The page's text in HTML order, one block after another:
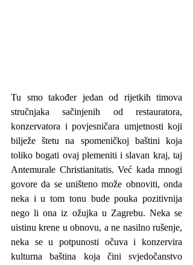
Tu smo također jedan od rijetkih timova
stručnjaka sačinjenih od restauratora,
konzervatora i povjesničara umjetnosti koji
bilježe štetu na spomeničkoj baštini koja
toliko bogati ovaj plemeniti i slavan kraj, taj
Antemurale Christianitatis. Već kada mnogi
govore da se uništeno može obnoviti, onda
neka i u tom tonu bude pouka pozitivnija
nego li ona iz ožujka u Zagrebu. Neka se
uistinu krene u obnovu, a ne nasilno rušenje,
neka se u potpunosti očuva i konzervira
kulturna baština koja čini svjedočanstvo